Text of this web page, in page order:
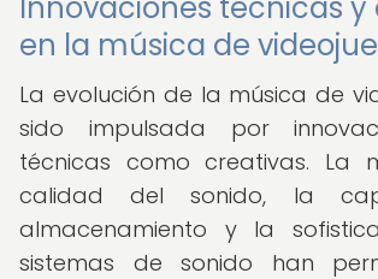
en la música de
La evolución de la música de
sido impulsada por
técnicas como creativas. La
calidad del sonido, la
almacenamiento y la
sistemas de sonido han